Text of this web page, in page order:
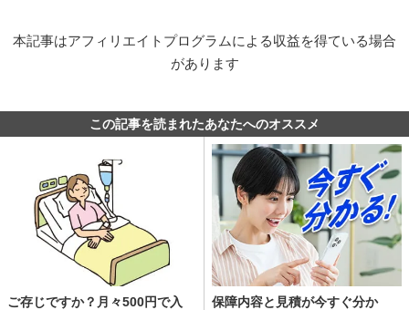
本記事はアフィリエイトプログラムによる収益を得ている場合
があります
この記事を読まれたあなたへのオススメ
ご存じですか？月々500円で入
保障内容と見積が今すぐ分か